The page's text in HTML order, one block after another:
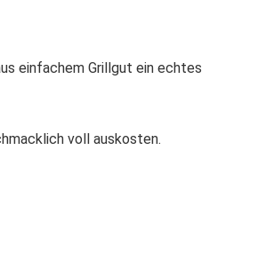
einfachem Grillgut ein echtes
voll auskosten.